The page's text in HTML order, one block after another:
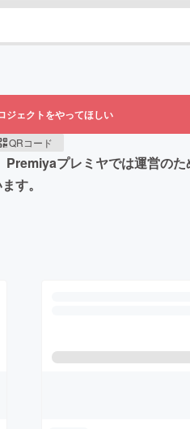
ジェクトをやってほしい
QRコード
プレミヤでは運営の
す。